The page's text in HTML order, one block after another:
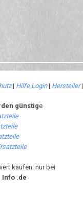
| Hilfe Login| Hersteller|
günstige
kaufen: nur bei
Info .de